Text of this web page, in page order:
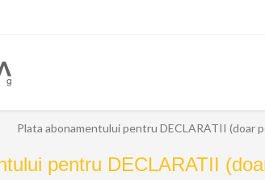
pentru DECLARATII
Plata abonamentului pentru DECLARATII (doar